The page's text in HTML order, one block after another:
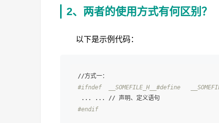
2、两者的使用方式有何区别？
以下是示例代码：
#ifndef  __SOMEFILE_H__ #define
#endif